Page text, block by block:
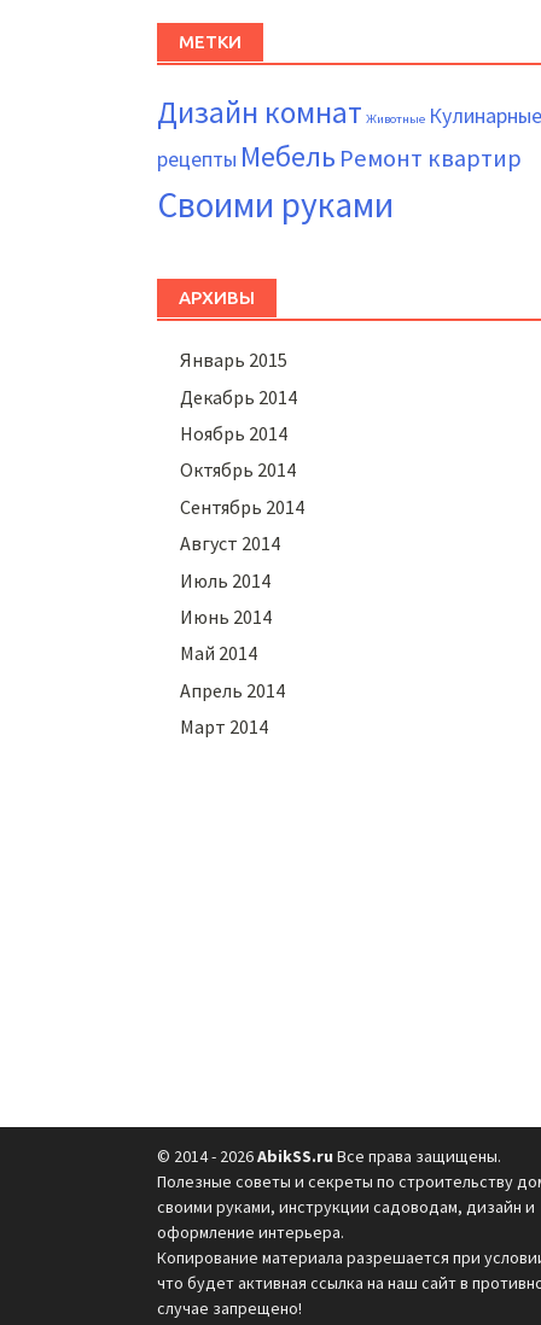
МЕТКИ
Дизайн комнат Животные Кулинарные
рецепты Мебель Ремонт квартир
Своими руками
АРХИВЫ
Январь 2015
Декабрь 2014
Ноябрь 2014
Октябрь 2014
Сентябрь 2014
Август 2014
Июль 2014
Июнь 2014
Май 2014
Апрель 2014
Март 2014
© 2014 - 2026AbikSS.ru Все права защищены.
Полезные советы и секреты по строительству
своими руками, инструкции садоводам, дизайн и
оформление интерьера.
Копирование материала разрешается при
что будет активная ссылка на наш сайт в
случае запрещено!